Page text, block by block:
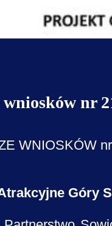
wniosków nr
WNIOSKÓW
Góry
Klauzule